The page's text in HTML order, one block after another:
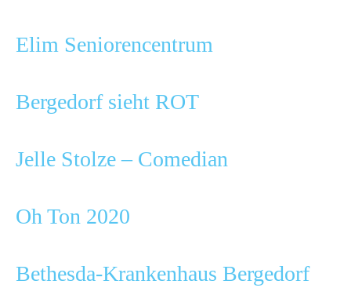
Elim Seniorencentrum
Bergedorf sieht ROT
Jelle Stolze – Comedian
Oh Ton 2020
Bethesda-Krankenhaus Bergedorf